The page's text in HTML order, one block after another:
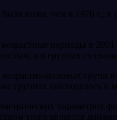
ниже, чем в 1976 г.,
периоды в 2001
а в группах со
половых групп
груп­пах наблюдалось
параметров
этого является